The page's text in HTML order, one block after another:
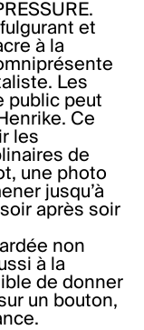
et
à la
Les
public peut
Ce
les
de
une photo
jusqu’à
après soir
non
à la
de donner
un bouton,